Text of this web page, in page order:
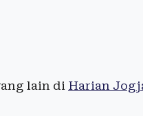
lain di Harian